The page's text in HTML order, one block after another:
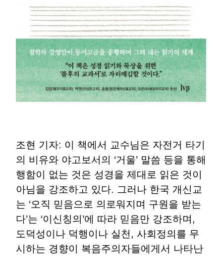
조현 기자: 이 책에서 교수님은 자전거 타기
의 비유와 야고보서의 ‘거울’ 말씀 등을 통해
행함이 없는 것은 성경을 제대로 읽은 것이
아님을 강조하고 있다. 그러나 한국 개신교
는 ‘오직 믿음으로 의로워지며 구원을 받는
다’는 ‘이신칭의’에 따라 믿음만 강조하며,
도덕성이나 덕행이나 실천, 사회정의를 무
시하는 경향이 복음주의자들에게서 나타난